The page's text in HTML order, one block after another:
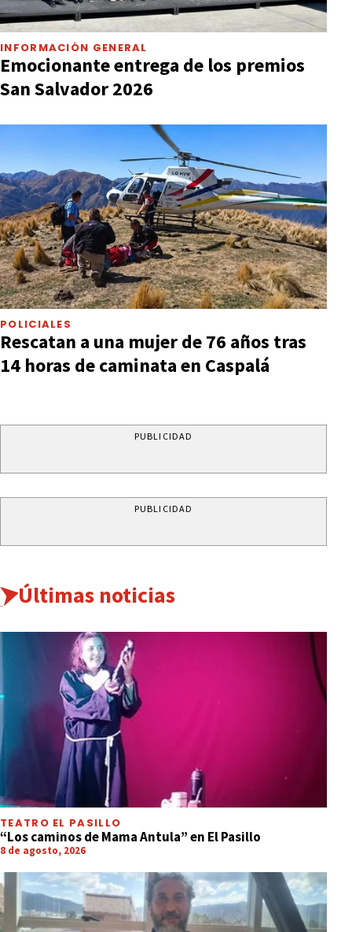
INFORMACIÓN GENERAL
Emocionante entrega de los premios
San Salvador 2026
POLICIALES
Rescatan a una mujer de 76 años tras
14 horas de caminata en Caspalá
PUBLICIDAD
PUBLICIDAD
Últimas noticias
TEATRO EL PASILLO
“Los caminos de Mama Antula” en El Pasillo
8 de agosto, 2026